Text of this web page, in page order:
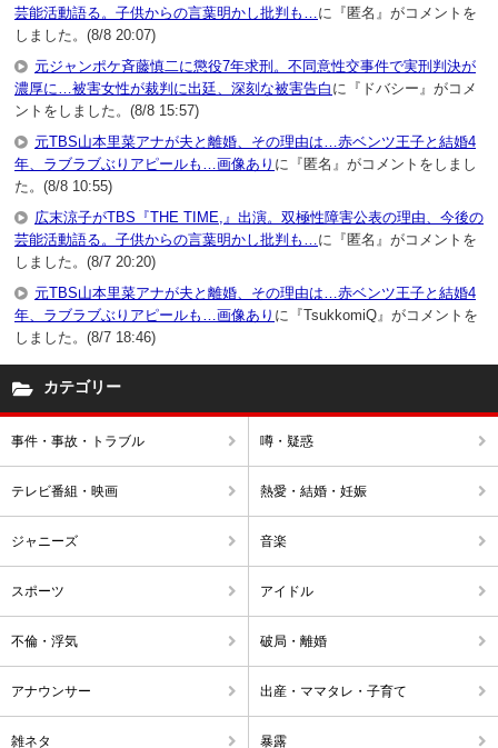
芸能活動語る。子供からの言葉明かし批判も… に『匿名』がコメントを
しました。(8/8 20:07)
元ジャンポケ斉藤慎二に懲役7年求刑。不同意性交事件で実刑判決が
濃厚に…被害女性が裁判に出廷、深刻な被害告白 に『ドバシー』がコメ
ントをしました。(8/8 15:57)
元TBS山本里菜アナが夫と離婚、その理由は…赤ベンツ王子と結婚4
年、ラブラブぶりアピールも…画像あり に『匿名』がコメントをしまし
た。(8/8 10:55)
広末涼子がTBS『THE TIME,』出演。双極性障害公表の理由、今後の
芸能活動語る。子供からの言葉明かし批判も… に『匿名』がコメントを
しました。(8/7 20:20)
元TBS山本里菜アナが夫と離婚、その理由は…赤ベンツ王子と結婚4
年、ラブラブぶりアピールも…画像あり に『TsukkomiQ』がコメントを
しました。(8/7 18:46)
カテゴリー
事件・事故・トラブル 噂・疑惑
テレビ番組・映画 熱愛・結婚・妊娠
ジャニーズ 音楽
スポーツ アイドル
不倫・浮気 破局・離婚
アナウンサー 出産・ママタレ・子育て
雑ネタ 暴露